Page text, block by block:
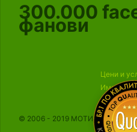
300.000
фанови
Цени и
Импресум
© 2006 - 2019 МОТИКА, Сите